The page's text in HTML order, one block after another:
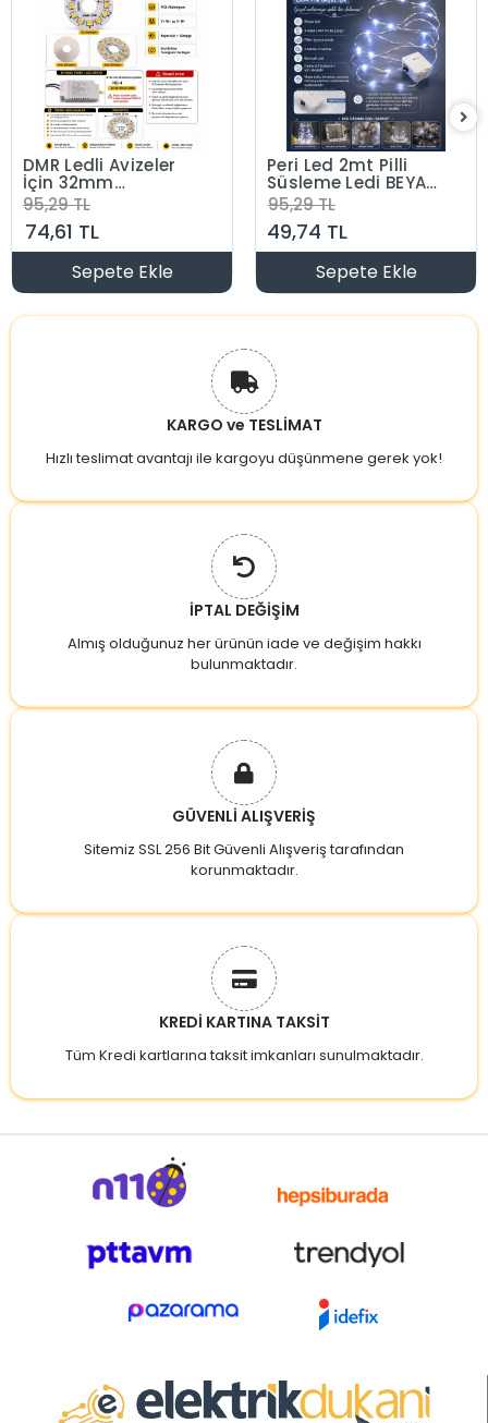
DMR Ledli Avizeler
İçin 32mm
Yuvarlak PCB
Alüminyum Levha
Üzerine Dizgi SMD
Led 4 Kablolu 2
Renk Günışığı +
Beyaz 3000/6500K
95,29 TL
74,61 TL
Sepete Ekle
Peri Led 2mt Pilli
Süsleme Ledi BEYAZ
Işık 6400k 3 Mod
Animasyon Efektli
(2 Metre 3 Adet
LR44 Pilleri Dahil )
95,29 TL
49,74 TL
Sepete Ekle
KARGO ve TESLİMAT
Hızlı teslimat avantajı ile kargoyu düşünmene gerek yok!
İPTAL DEĞİŞİM
Almış olduğunuz her ürünün iade ve değişim hakkı
bulunmaktadır.
GÜVENLİ ALIŞVERİŞ
Sitemiz SSL 256 Bit Güvenli Alışveriş tarafından
korunmaktadır.
KREDİ KARTINA TAKSİT
Tüm Kredi kartlarına taksit imkanları sunulmaktadır.